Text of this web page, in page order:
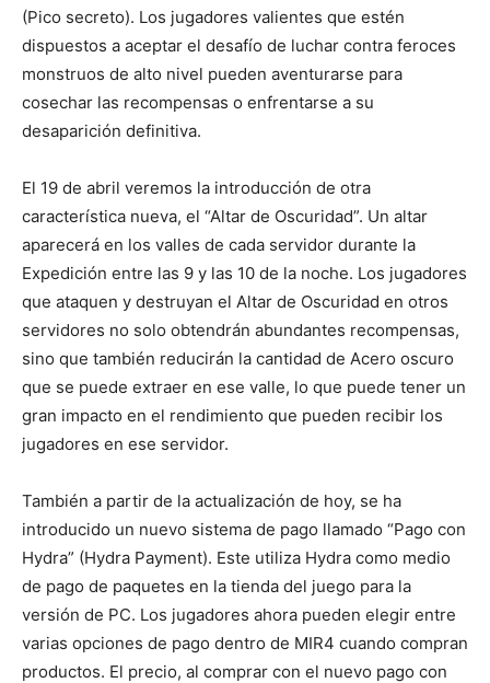
(Pico secreto). Los jugadores valientes que estén
dispuestos a aceptar el desafío de luchar contra feroces
monstruos de alto nivel pueden aventurarse para
cosechar las recompensas o enfrentarse a su
desaparición definitiva.
El 19 de abril veremos la introducción de otra
característica nueva, el “Altar de Oscuridad”. Un altar
aparecerá en los valles de cada servidor durante la
Expedición entre las 9 y las 10 de la noche. Los jugadores
que ataquen y destruyan el Altar de Oscuridad en otros
servidores no solo obtendrán abundantes recompensas,
sino que también reducirán la cantidad de Acero oscuro
que se puede extraer en ese valle, lo que puede tener un
gran impacto en el rendimiento que pueden recibir los
jugadores en ese servidor.
También a partir de la actualización de hoy, se ha
introducido un nuevo sistema de pago llamado “Pago con
Hydra” (Hydra Payment). Este utiliza Hydra como medio
de pago de paquetes en la tienda del juego para la
versión de PC. Los jugadores ahora pueden elegir entre
varias opciones de pago dentro de MIR4 cuando compran
productos. El precio, al comprar con el nuevo pago con